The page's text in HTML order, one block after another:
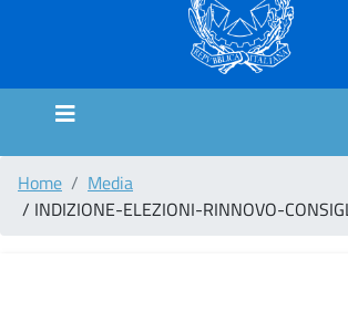
MARCHE
SCUOLA
SCUOLA
PRIMARIA
Home
Media
/ INDIZIONE-ELEZIONI-RINNOVO-